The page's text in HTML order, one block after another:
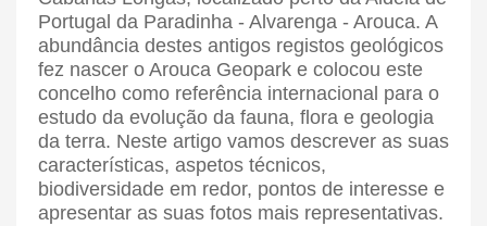
Portugal da Paradinha - Alvarenga - Arouca. A
abundância destes antigos registos geológicos
fez nascer o Arouca Geopark e colocou este
concelho como referência internacional para o
estudo da evolução da fauna, flora e geologia
da terra. Neste artigo vamos descrever as suas
características, aspetos técnicos,
biodiversidade em redor, pontos de interesse e
apresentar as suas fotos mais representativas.